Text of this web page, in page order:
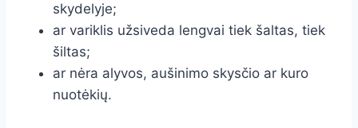
skydelyje;
ar variklis užsiveda lengvai tiek šaltas, tiek
šiltas;
ar nėra alyvos, aušinimo skysčio ar kuro
nuotėkių.